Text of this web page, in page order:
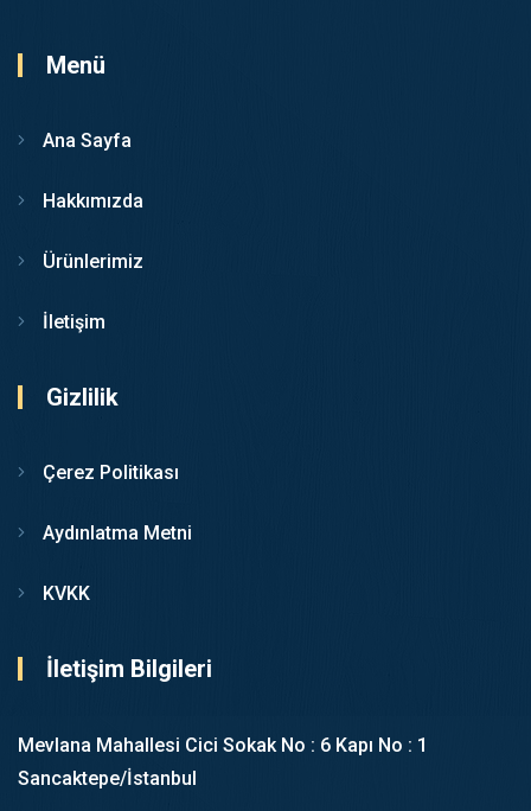
Menü
Ana Sayfa
Hakkımızda
Ürünlerimiz
İletişim
Gizlilik
Çerez Politikası
Aydınlatma Metni
KVKK
İletişim Bilgileri
Mevlana Mahallesi Cici Sokak No : 6 Kapı No : 1
Sancaktepe/İstanbul